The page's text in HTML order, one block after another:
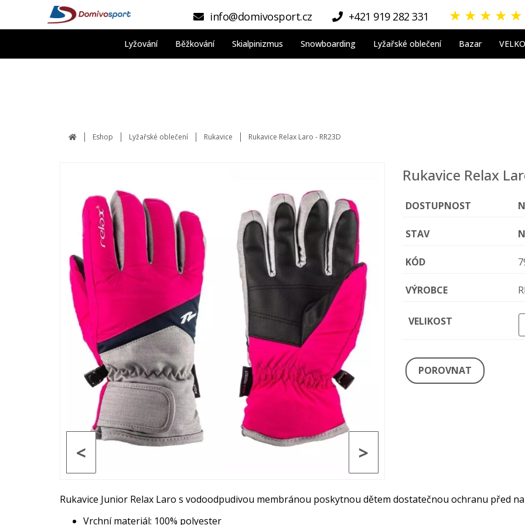
info@domivosport.cz +421 919 282 331 ★ ★ ★ ★ ★
Lyžování Běžkování Skialpinizmus Snowboarding Lyžařské oblečení Bazar
Eshop Lyžařské oblečení Rukavice Rukavice Relax Laro - RR23D
>
<
Rukavice Relax
DOSTUPNOST
STAV
KÓD
VÝROBCE
VELIKOST
POROVNAT
Rukavice Junior Relax Laro s vodoodpudivou membránou poskytnou dětem dostatečnou ochranu před
Vrchní materiál: 100% polyester